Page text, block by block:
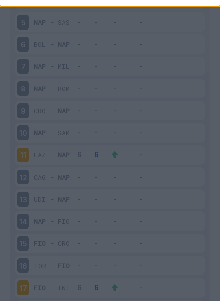
5 NAP - SAS
6 BOL - NAP
7 NAP - MIL
8 NAP - ROM
9 CRO - NAP
10 NAP - SAM
11 LAZ - NAP
12 CAG - NAP
13 UDI - NAP
14 NAP - FIO
15 FIO - CRO
16 TOR - FIO
17 FIO - INT